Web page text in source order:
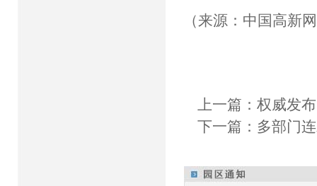
（来源：中国高新
上一篇：权威发
下一篇： 多部门